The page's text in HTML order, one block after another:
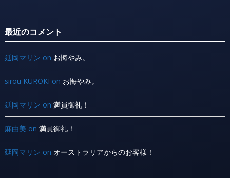
最近のコメント
延岡マリン on お悔やみ。
sirou KUROKI on お悔やみ。
延岡マリン on 満員御礼！
麻由美 on 満員御礼！
延岡マリン on オーストラリアからのお客様！